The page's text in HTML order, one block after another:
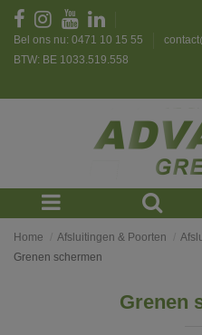
Bel ons nu: 0471 10 15 55
BTW: BE 1033.519.558
Home Afsluitingen & Poorten
Grenen schermen
Grenen